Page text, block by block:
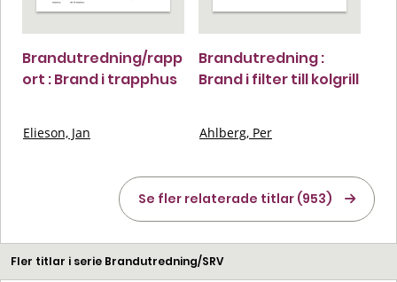
Brandutredning/rapp
ort : Brand i trapphus
Elieson, Jan
Brandutredning :
Brand i filter till kolgrill
Ahlberg, Per
Se fler relaterade titlar (953)
Fler titlar i serie Brandutredning/SRV